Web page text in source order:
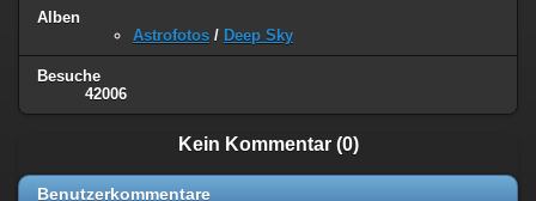
Alben
Astrofotos / Deep Sky
Besuche
42006
Kein Kommentar (0)
Benutzerkommentare